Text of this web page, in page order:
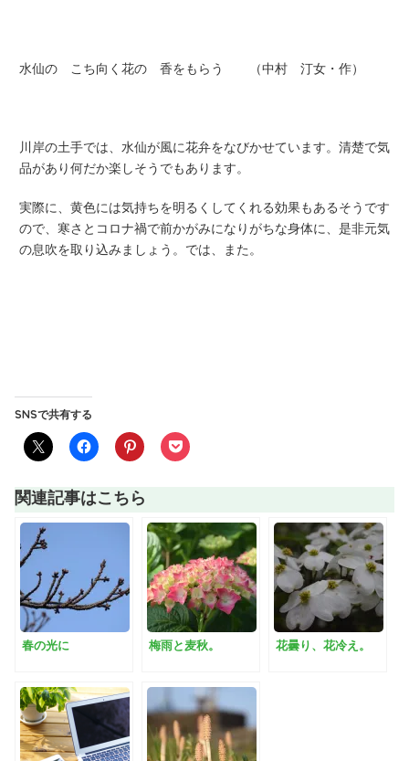
水仙の こち向く花の 香をもらう （中村 汀女・作）
川岸の土手では、水仙が風に花弁をなびかせています。清楚で気
品があり何だか楽しそうでもあります。
実際に、黄色には気持ちを明るくしてくれる効果もあるそうです
ので、寒さとコロナ禍で前かがみになりがちな身体に、是非元気
の息吹を取り込みましょう。では、また。
SNSで共有する
関連記事はこちら
春の光に 梅雨と麦秋。 花曇り、花冷え。